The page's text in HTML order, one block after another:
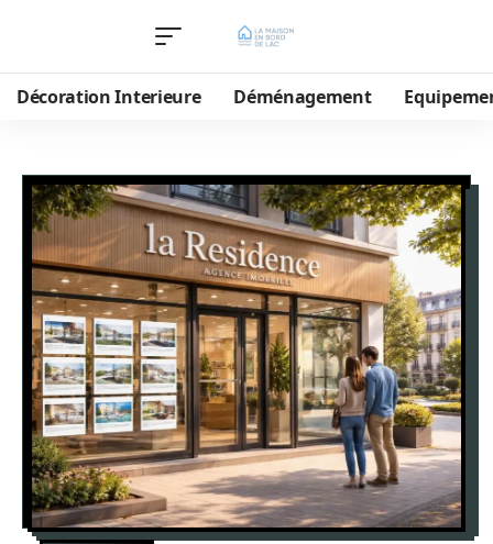
Décoration Interieure Déménagement